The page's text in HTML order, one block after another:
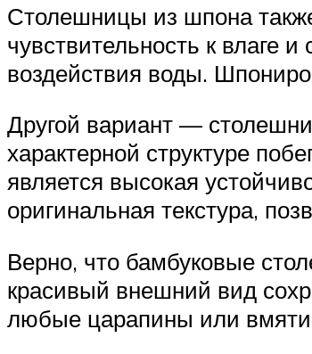
Столешницы из шпона
чувствительность к влаге
воздействия воды.
Другой вариант —
характерной структуре
является высокая
оригинальная текстура,
Верно, что бамбуковые
красивый внешний вид
любые царапины или